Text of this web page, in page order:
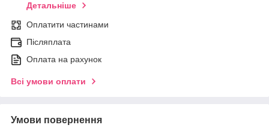
Детальніше
Оплатити частинами
Післяплата
Оплата на рахунок
Всі умови оплати
Умови повернення